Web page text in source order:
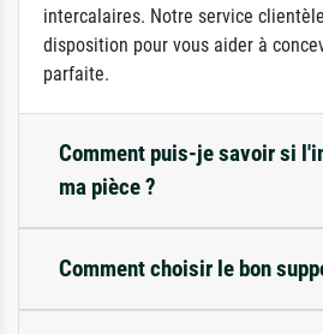
intercalaires. Notre service
disposition pour vous aider à
parfaite.
Comment puis-je savoir si
ma pièce ?
Comment choisir le bon